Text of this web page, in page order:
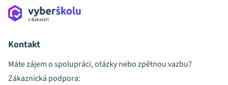
Kontakt
Máte zájem o spolupráci, otázky nebo zpětnou vazbu?
Zákaznická podpora: